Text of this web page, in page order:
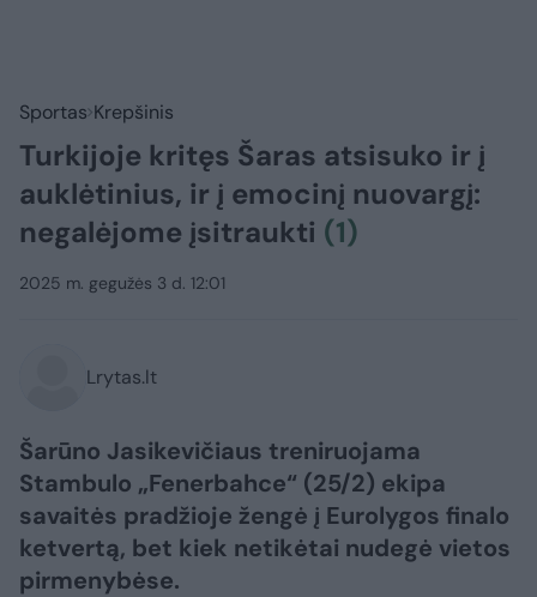
Sportas Krepšinis
Turkijoje kritęs Šaras atsisuko ir į
auklėtinius, ir į emocinį nuovargį:
negalėjome įsitraukti (1)
2025 m. gegužės 3 d. 12:01
Lrytas.lt
Šarūno Jasikevičiaus treniruojama
Stambulo „Fenerbahce“ (25/2) ekipa
savaitės pradžioje žengė į Eurolygos finalo
ketvertą, bet kiek netikėtai nudegė vietos
pirmenybėse.